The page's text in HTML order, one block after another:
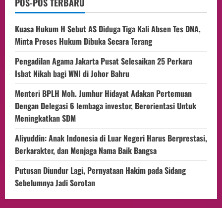
POS-POS TERBARU
Kuasa Hukum H Sebut AS Diduga Tiga Kali Absen Tes DNA,
Minta Proses Hukum Dibuka Secara Terang
Pengadilan Agama Jakarta Pusat Selesaikan 25 Perkara
Isbat Nikah bagi WNI di Johor Bahru
Menteri BPLH Moh. Jumhur Hidayat Adakan Pertemuan
Dengan Delegasi 6 lembaga investor, Berorientasi Untuk
Meningkatkan SDM
Aliyuddin: Anak Indonesia di Luar Negeri Harus Berprestasi,
Berkarakter, dan Menjaga Nama Baik Bangsa
Putusan Diundur Lagi, Pernyataan Hakim pada Sidang
Sebelumnya Jadi Sorotan